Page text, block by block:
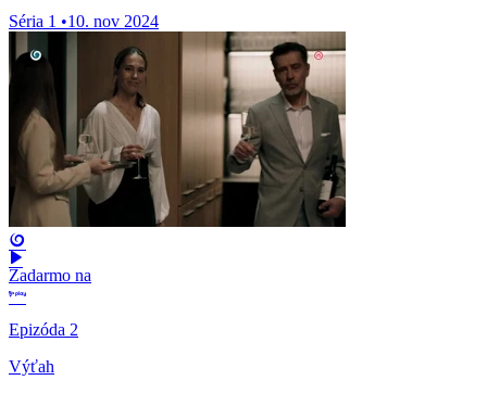
Séria 1 •10. nov 2024
Zadarmo na
Epizóda 2
Výťah